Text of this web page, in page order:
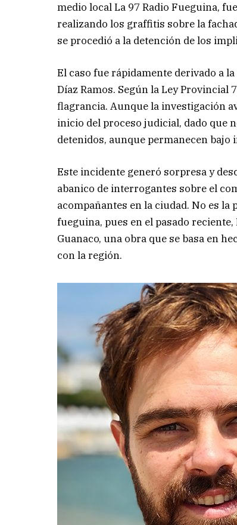
medio local La 97 Radio Fueguina,
realizando los graffitis sobre la
se procedió a la detención de los
El caso fue rápidamente derivado a
Díaz Ramos. Según la Ley Provincial
flagrancia. Aunque la investigación
inicio del proceso judicial, dado que
detenidos, aunque permanecen bajo
Este incidente generó sorpresa y
abanico de interrogantes sobre el
acompañantes en la ciudad. No es
fueguina, pues en el pasado
Guanaco, una obra que se basa en
con la región.